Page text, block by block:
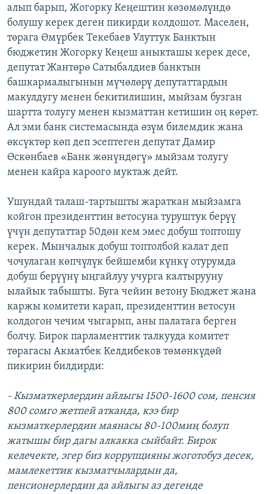
алып барып, Жогорку Кеңештин көзөмөлүндө
болушу керек деген пикирди колдошот. Маселен,
төрага Өмүрбек Текебаев Улуттук Банктын
бюджетин Жогорку Кеңеш аныкташы керек десе,
депутат Жантөрө Сатыбалдиев банктын
башкармалыгынын мүчөлөрү депутаттардын
макулдугу менен бекитилишин, мыйзам бузган
шартта толугу менен кызматтан кетишин оң көрөт.
Ал эми банк системасында өзүм билемдик жана
өксүктөр көп деп эсептеген депутат Дамир
Өскөнбаев «Банк жөнүндөгү» мыйзам толугу
менен кайра кароого муктаж дейт.
Ушундай талаш-тартышты жараткан мыйзамга
койгон президенттин ветосуна туруштук берүү
үчүн депутаттар 50дөн кем эмес добуш топтошу
керек. Мынчалык добуш топтолбой калат деп
чочулаган көпчүлүк бейшемби күнкү отурумда
добуш берүүнү ыңгайлуу учурга калтырууну
ылайык табышты. Буга чейин ветону Бюджет жана
каржы комитети карап, президенттин ветосун
колдогон чечим чыгарып, аны палатага берген
болчу. Бирок парламенттик талкууда комитет
төрагасы Акматбек Келдибеков төмөнкүдөй
пикирин билдирди:
- Кызматкерлердин айлыгы 1500-1600 сом, пенсия
800 сомго жетпей атканда, кээ бир
кызматкерлердин маянасы 80-100миң болуп
жатышы бир дагы алкакка сыйбайт. Бирок
келечекте, эгер биз коррупцияны жоготобуз десек,
мамлекеттик кызматчылардын да,
пенсионерлердин да айлыгы аз дегенде